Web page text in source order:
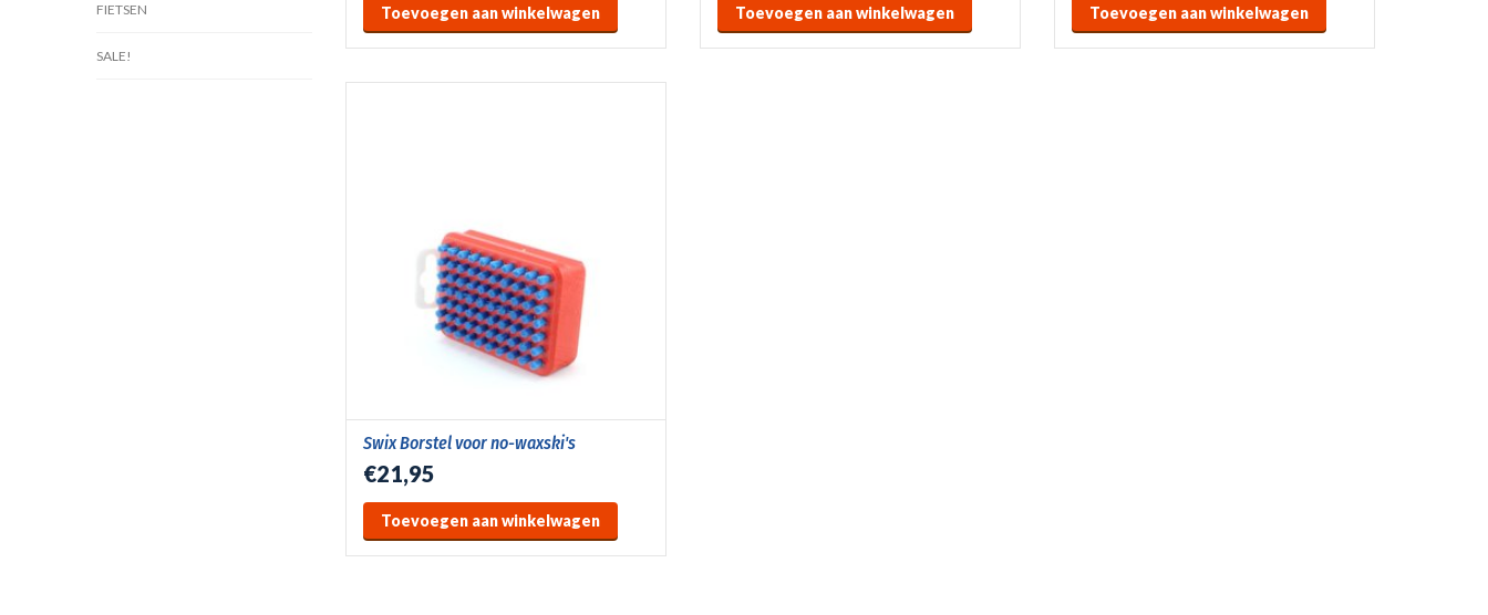
FIETSEN
SALE!
Toevoegen aan winkelwagen Toevoegen aan winkelwagen Toevoegen aan winkelwagen
Swix Borstel voor no-waxski's
€21,95
Toevoegen aan winkelwagen